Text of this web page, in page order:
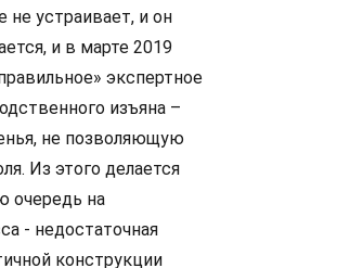
не устраивает, и он
и в марте 2019
экспертное
изъяна –
не позволяющую
Из этого делается
очередь на
- недостаточная
конструкции